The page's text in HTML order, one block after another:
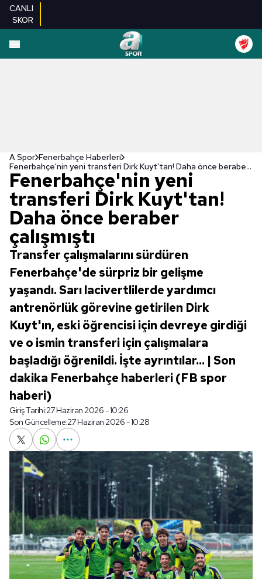
CANLI
SKOR
A Spor Fenerbahçe Haberleri
Fenerbahçe'nin yeni transferi Dirk Kuyt'tan! Daha önce beraber çalışmıştı
Fenerbahçe'nin yeni
transferi Dirk Kuyt'tan!
Daha önce beraber
çalışmıştı
Transfer çalışmalarını sürdüren
Fenerbahçe'de sürpriz bir gelişme
yaşandı. Sarı lacivertlilerde yardımcı
antrenörlük görevine getirilen Dirk
Kuyt'ın, eski öğrencisi için devreye girdiği
ve o ismin transferi için çalışmalara
başladığı öğrenildi. İşte ayrıntılar... | Son
dakika Fenerbahçe haberleri (FB spor
haberi)
Giriş Tarihi:27 Haziran 2026 - 10:26
Son Güncelleme:27 Haziran 2026 - 10:28